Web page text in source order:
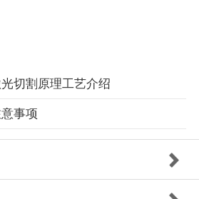
切割原理工艺介绍
事项